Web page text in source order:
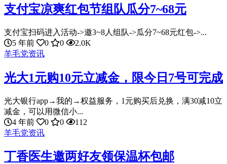
支付宝凉爽红包节组队瓜分7~68元
支付宝扫码进入活动->邀3~8人组队->瓜分7~68元红包->...
5 年前
0 0
2.0K
羊毛党资讯
光大1元购10元立减金，限今日7号可完成
光大银行app→我的→权益服务，1元购买后兑换，满30减10立
减金，可以用微信小...
4 年前
0 0
112
羊毛党资讯
丁香医生邀两好友领保温杯包邮